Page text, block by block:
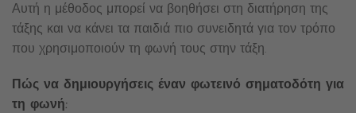
Αυτή η μέθοδος μπορεί να βοηθήσει στη διατήρηση της
τάξης και να κάνει τα παιδιά πιο συνειδητά για τον τρόπο
που χρησιμοποιούν τη φωνή τους στην τάξη.
Πώς να δημιουργήσεις έναν φωτεινό σηματοδότη για
τη φωνή: